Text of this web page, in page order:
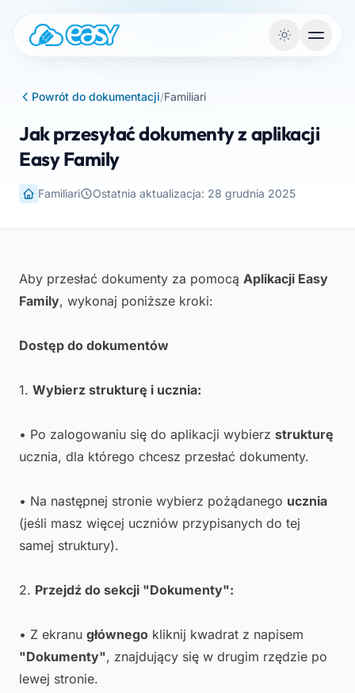
Powrót do dokumentacji/Familiari
Jak przesyłać dokumenty z aplikacji
Easy Family
Familiari Ostatnia aktualizacja: 28 grudnia 2025
Aby przesłać dokumenty za pomocą Aplikacji Easy
Family, wykonaj poniższe kroki:
Dostęp do dokumentów
1. Wybierz strukturę i ucznia:
• Po zalogowaniu się do aplikacji wybierz strukturę
ucznia, dla którego chcesz przesłać dokumenty.
• Na następnej stronie wybierz pożądanego ucznia
(jeśli masz więcej uczniów przypisanych do tej
samej struktury).
2. Przejdź do sekcji "Dokumenty":
• Z ekranu głównego kliknij kwadrat z napisem
"Dokumenty", znajdujący się w drugim rzędzie po
lewej stronie.